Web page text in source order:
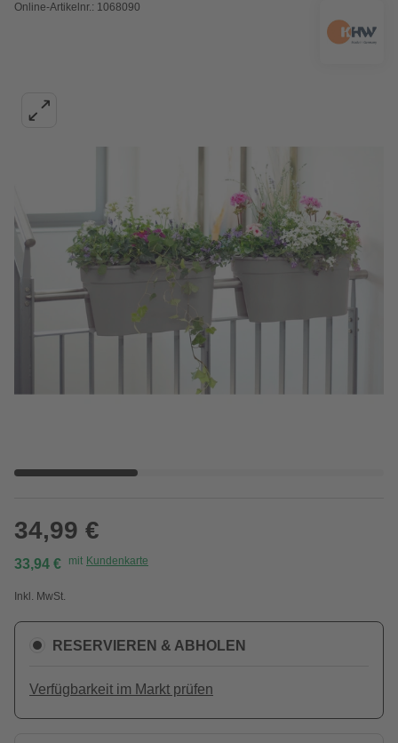
Online-Artikelnr.: 1068090
34,99 €
33,94 € mit Kundenkarte
Inkl. MwSt.
RESERVIEREN & ABHOLEN
Verfügbarkeit im Markt prüfen